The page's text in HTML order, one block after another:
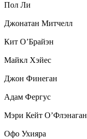
Пол Ли
Джонатан Митчелл
Кит О’Брайэн
Майкл Хэйес
Джон Финеган
Адам Фергус
Мэри Кейт О’Флэнаган
Офо Ухияра